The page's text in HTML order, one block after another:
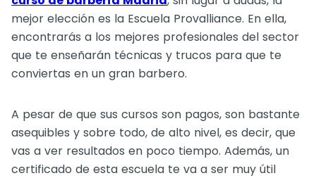
mejor elección es la Escuela Provalliance. En ella,
encontrarás a los mejores profesionales del sector
que te enseñarán técnicas y trucos para que te
conviertas en un gran barbero.
A pesar de que sus cursos son pagos, son bastante
asequibles y sobre todo, de alto nivel, es decir, que
vas a ver resultados en poco tiempo. Además, un
certificado de esta escuela te va a ser muy útil